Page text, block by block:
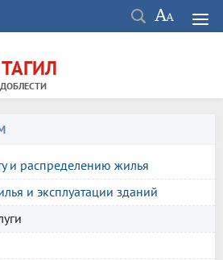
и распределению жилья
и эксплуатации зданий